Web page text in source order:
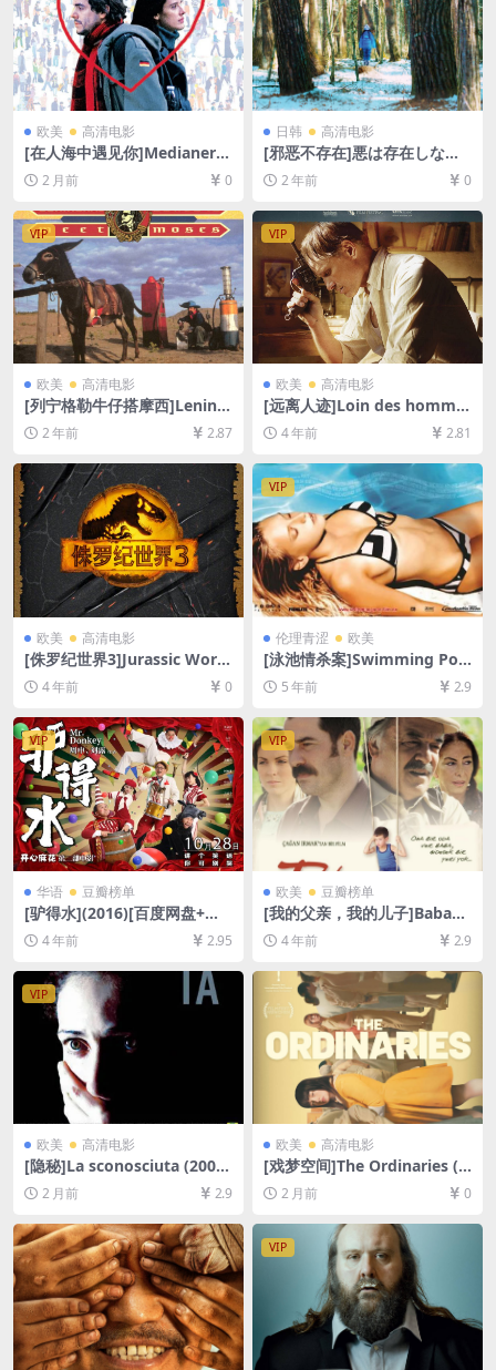
欧美 高清电影
[在人海中遇见你]Medianeras
(2011)[百度网盘+夸克网盘10
80P超清未删减资源][网盘在
文字幕]
2 月前 0
日韩 高清电影
[邪恶不存在]悪は存在しない
(2023)[百度网盘+夸克网盘10
80P超清未删减资源][网盘在
文字幕]
2 年前 0
VIP
欧美 高清电影
[列宁格勒牛仔搭摩西]Lening
rad Cowboys Meet Moses
(1994)[百度网盘+夸克网盘10
80P超清未删减资源][网盘在
线播放/下载][MP4/6.2GB][中
文字幕]
2 年前 2.87
VIP
欧美 高清电影
[远离人迹]Loin des homme
s (2014)[百度网盘+迅雷云盘
资源1080P超清未删减][MP4/
6GB][中文字幕]
4 年前 2.81
欧美 高清电影
[侏罗纪世界3]Jurassic Worl
d: Dominion (2022)[百度网
盘+迅雷云盘资源1080P超清
未删减][MP4/9GB][中文字幕/
韩版硬字]
4 年前 0
VIP
伦理青涩 欧美
[泳池情杀案]Swimming Poo
l (2003)[百度网盘+迅雷云盘
资源1080P超清未删减][MP4/
6.5GB][原声中字]【视频文件
+防和谐压缩包（含解压密
码）】
5 年前 2.9
VIP
华语 豆瓣榜单
[驴得水](2016)[百度网盘+迅
雷云盘资源1080P超清未删减]
[MKV/3GB][中文字幕]
4 年前 2.95
VIP
欧美 豆瓣榜单
[我的父亲，我的儿子]Babam
ve Oğlum (2005)[百度网盘
+迅雷云盘资源1080P超清未
4 年前 2.9
VIP
欧美 高清电影
[隐秘]La sconosciuta (2006)
[百度网盘+夸克网盘1080P超
清未删减资源][网盘在线播放/
下载][MP4/8GB][中英字幕]
2 月前 2.9
欧美 高清电影
[戏梦空间]The Ordinaries (2
022)[百度网盘+夸克网盘1080
P超清未删减资源][网盘在线播
放/下载][MP4/7.8/GB][中文
字幕]
2 月前 0
VIP